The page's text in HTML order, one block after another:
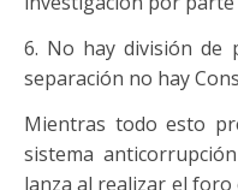
6. No hay división de
separación no hay
Mientras todo esto
sistema
lanza al realizar el foro